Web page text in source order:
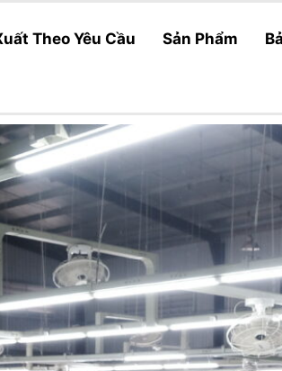
Theo Yêu Cầu Sản Phẩm